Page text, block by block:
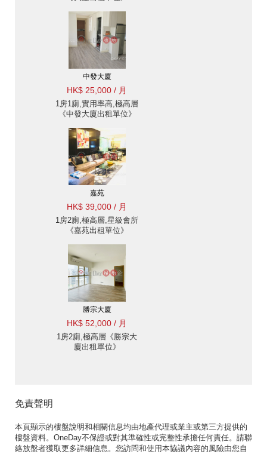
中發大廈
HK$ 25,000 / 月
1房1廁,實用率高,極高層
《中發大廈出租單位》
嘉苑
HK$ 39,000 / 月
1房2廁,極高層,星級會所
《嘉苑出租單位》
勝宗大廈
HK$ 52,000 / 月
1房2廁,極高層《勝宗大
廈出租單位》
免責聲明
本頁顯示的樓盤說明和相關信息均由地產代理或業主或第三方提供的
樓盤資料。OneDay不保證或對其準確性或完整性承擔任何責任。請聯
絡放盤者獲取更多詳細信息。您訪問和使用本協議內容的風險由您自